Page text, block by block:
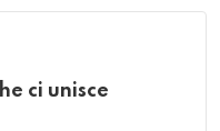
ci unisce